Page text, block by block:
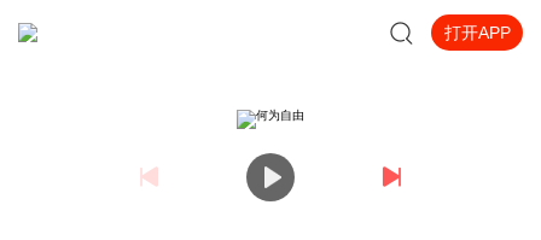
打开APP